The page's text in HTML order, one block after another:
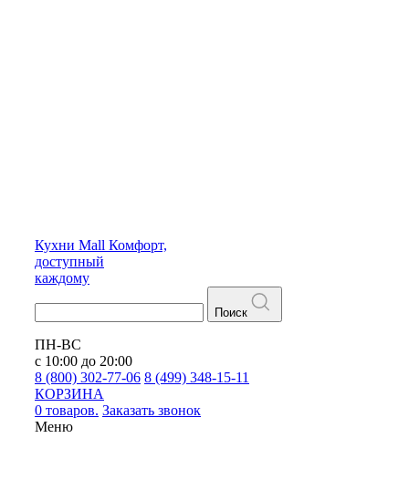
Кухни Mall Комфорт,
доступный
каждому
Поиск
ПН-ВС
с 10:00 до 20:00
8 (800) 302-77-06 8 (499) 348-15-11
КОРЗИНА
0 товаров. Заказать звонок
Меню